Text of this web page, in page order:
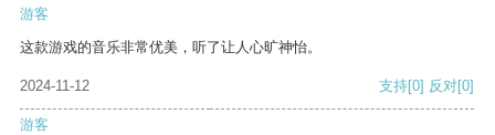
游客
这款游戏的音乐非常优美，听了让人心旷神怡。
2024-11-12 支持[0] 反对[0]
游客